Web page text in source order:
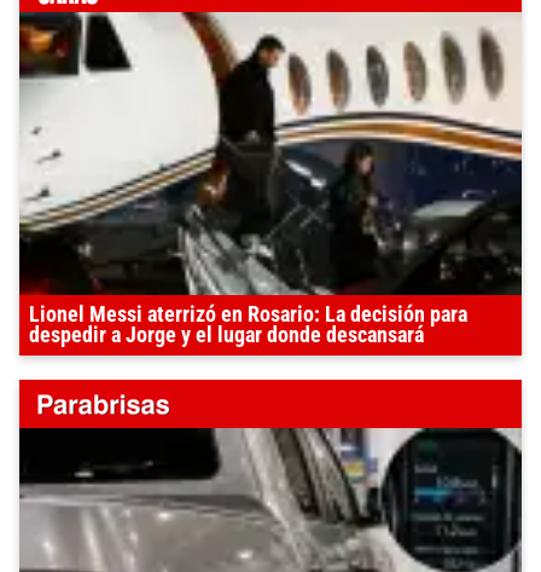
Lionel Messi aterrizó en Rosario: La decisión para
despedir a Jorge y el lugar donde descansará